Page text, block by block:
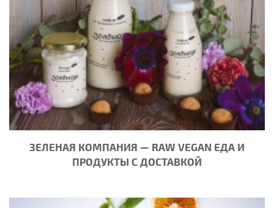
ЗЕЛЕНАЯ КОМПАНИЯ — RAW VEGAN ЕДА И
ПРОДУКТЫ С ДОСТАВКОЙ